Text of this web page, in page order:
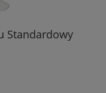
Standardowy